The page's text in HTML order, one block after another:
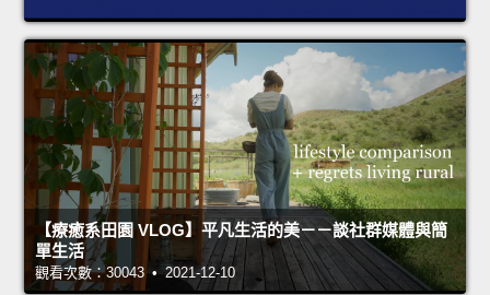
【療癒系田園 VLOG】平凡生活的美－－談社群媒體與簡
單生活
觀看次數：30043 • 2021-12-10